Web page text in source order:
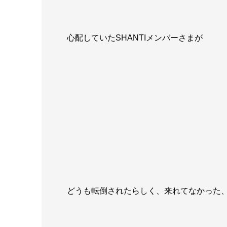
心配していたSHANTIメンバーさまが
どうも転倒されたらしく、来れてなかった